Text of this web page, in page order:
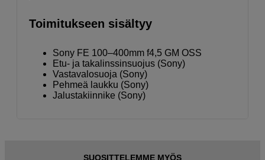
Toimitukseen sisältyy
Sony FE 100–400mm f4,5 GM OSS
Etu- ja takalinssinsuojus (Sony)
Vastavalosuoja (Sony)
Pehmeä laukku (Sony)
Jalustakiinnike (Sony)
SUOSITTELEMME MYÖS